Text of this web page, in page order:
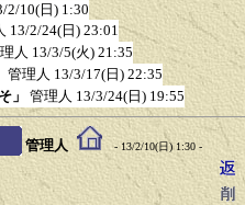
2/10(日) 1:30
13/2/24(日) 23:01
人 13/3/5(火) 21:35
管理人 13/3/17(日) 22:35
」
管理人 13/3/24(日) 19:55
管理人 - 13/2/10(日) 1:30 -